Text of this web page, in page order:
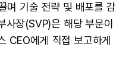
며 기술 전략 및 배포를 감
장(SVP)은 해당 부문이
CEO에게 직접 보고하게